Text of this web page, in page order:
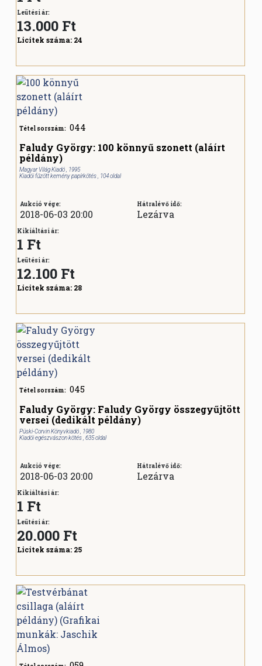
Leütési ár:
13.000 Ft
Licitek száma: 24
Tétel sorszám: 044
Faludy György: 100 könnyű szonett (aláírt
példány)
Magyar Világ Kiadó , 1995
Kiadói fűzött kemény papírkötés , 104 oldal
Aukció vége:
2018-06-03 20:00
Hátralévő idő:
Lezárva
Kikiáltási ár:
1 Ft
Leütési ár:
12.100 Ft
Licitek száma: 28
Tétel sorszám: 045
Faludy György: Faludy György összegyűjtött
versei (dedikált példány)
Püski-Corvin Könyvkiadó , 1980
Kiadói egészvászon kötés , 635 oldal
Aukció vége:
2018-06-03 20:00
Hátralévő idő:
Lezárva
Kikiáltási ár:
1 Ft
Leütési ár:
20.000 Ft
Licitek száma: 25